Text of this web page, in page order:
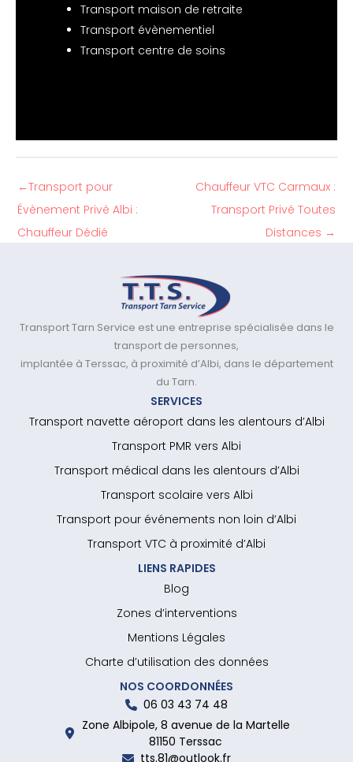
Transport maison de retraite
Transport évènementiel
Transport centre de soins
←Transport pour
Évènement Privé Albi :
Chauffeur Dédié
Chauffeur VTC Carmaux :
Transport Privé Toutes
Distances →
Transport Tarn Service est une entreprise spécialisée dans le
transport de personnes,
implantée à Terssac, à proximité d’Albi, dans le département
du Tarn.
SERVICES
Transport navette aéroport dans les alentours d’Albi
Transport PMR vers Albi
Transport médical dans les alentours d’Albi
Transport scolaire vers Albi
Transport pour événements non loin d’Albi
Transport VTC à proximité d’Albi
LIENS RAPIDES
Blog
Zones d’interventions
Mentions Légales
Charte d’utilisation des données
NOS COORDONNÉES
06 03 43 74 48
Zone Albipole, 8 avenue de la Martelle
81150 Terssac
tts.81@outlook.fr